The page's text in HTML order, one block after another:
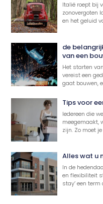
Italië roept bij
zonovergoten
en het geluid
de
van een
Het starten
vereist een
gaat bouwen,
Tips voor
Iedereen die
meegemaakt,
zijn. Zo moet
Alles wat u
In de
en flexibiliteit
stay’ een term